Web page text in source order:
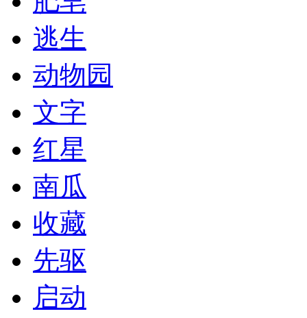
逃生
动物园
文字
红星
南瓜
收藏
先驱
启动